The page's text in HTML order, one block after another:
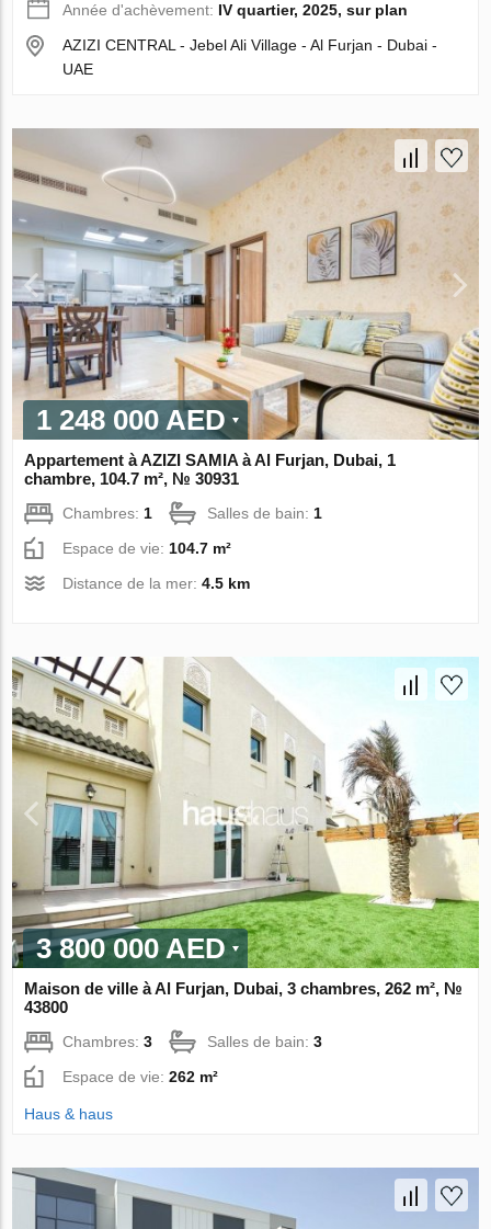
Année d'achèvement: IV quartier, 2025, sur plan
AZIZI CENTRAL - Jebel Ali Village - Al Furjan - Dubai -
UAE
1 248 000 AED
Appartement à AZIZI SAMIA à Al Furjan, Dubai, 1
chambre, 104.7 m², № 30931
Chambres: 1 Salles de bain: 1
Espace de vie: 104.7 m²
Distance de la mer:4.5 km
3 800 000 AED
Maison de ville à Al Furjan, Dubai, 3 chambres, 262 m², №
43800
Chambres:3 Salles de bain:3
Espace de vie:262 m²
Haus & haus